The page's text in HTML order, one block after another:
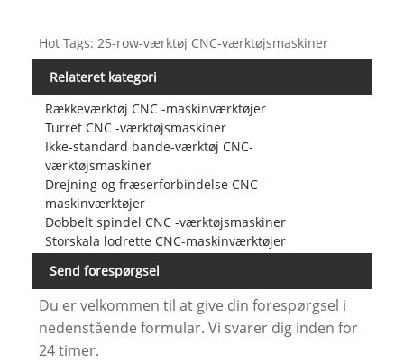
Hot Tags: 25-row-værktøj CNC-værktøjsmaskiner
Relateret kategori
Rækkeværktøj CNC -maskinværktøjer
Turret CNC -værktøjsmaskiner
Ikke-standard bande-værktøj CNC-
værktøjsmaskiner
Drejning og fræserforbindelse CNC -
maskinværktøjer
Dobbelt spindel CNC -værktøjsmaskiner
Storskala lodrette CNC-maskinværktøjer
Send forespørgsel
Du er velkommen til at give din forespørgsel i
nedenstående formular. Vi svarer dig inden for
24 timer.